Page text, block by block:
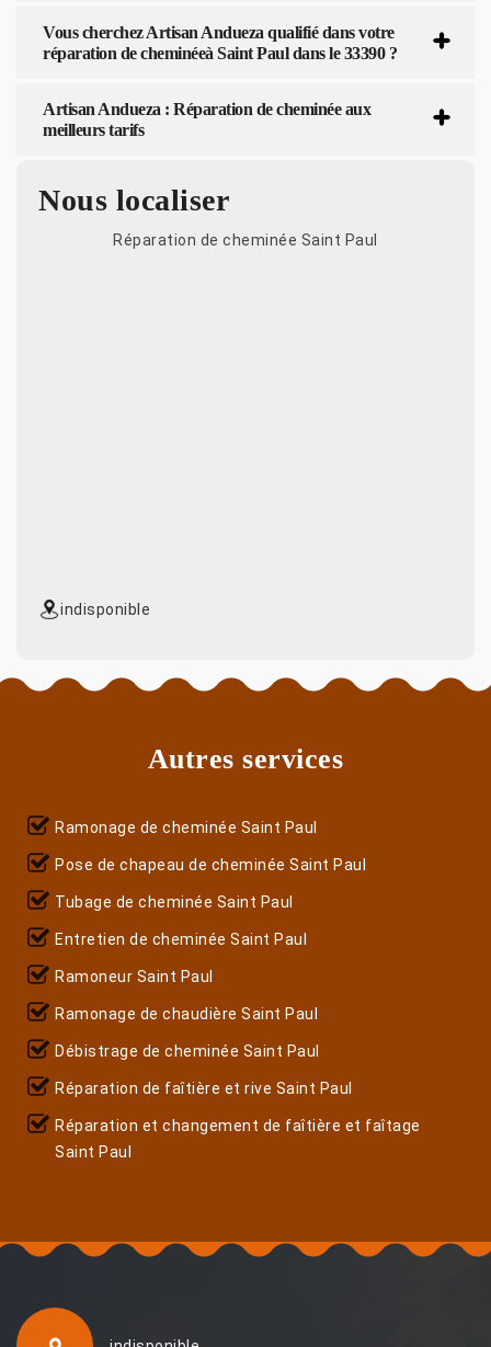
Vous cherchez Artisan Andueza qualifié dans votre
réparation de cheminéeà Saint Paul dans le 33390 ?
Artisan Andueza : Réparation de cheminée aux
meilleurs tarifs
Nous localiser
Réparation de cheminée Saint Paul
indisponible
Autres services
Ramonage de cheminée Saint Paul
Pose de chapeau de cheminée Saint Paul
Tubage de cheminée Saint Paul
Entretien de cheminée Saint Paul
Ramoneur Saint Paul
Ramonage de chaudière Saint Paul
Débistrage de cheminée Saint Paul
Réparation de faîtière et rive Saint Paul
Réparation et changement de faîtière et faîtage
Saint Paul